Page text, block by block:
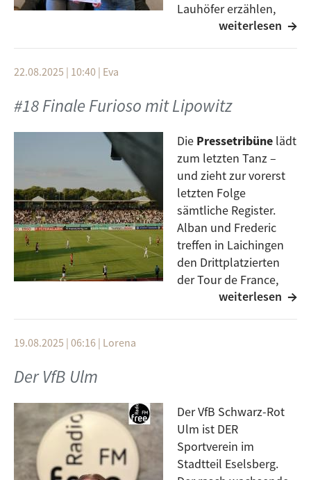
Lauhöfer erzählen,
was geplant ist: Von
Sportvereine bis zum Aktionstag „Bewegung
verbindet – Sport aus aller Welt in Ulm“ am 26.
September. Entdeckt Lacrosse, Hobby Horsing,
Bauchtanz, Drachenboot u.v.m. – und erlebt, wie
Sport Menschen aus allen Kulturen verbindet!
weiterlesen
22.08.2025 | 10:40 | Eva
#18 Finale Furioso mit Lipowitz
Die Pressetribüne lädt
zum letzten Tanz –
und zieht zur vorerst
letzten Folge
sämtliche Register.
Alban und Frederic
treffen in Laichingen
den Drittplatzierten
der Tour de France,
Florian Lipowitz. Beim
für einen Plausch. Was für eine Geschichte! Für die 1.
Runde des DFB-Pokals waren die beiden Reporter
beim SSV Ulm im Donaustadion unterwegs – und
konnten auf der Pressetribüne Platz nehmen. Zur
letzten Folge schließt sich ein Kreis. Und am Ende
ganz viel Dankbarkeit.
weiterlesen
19.08.2025 | 06:16 | Lorena
Der VfB Ulm
Der VfB Schwarz-Rot
Ulm ist DER
Sportverein im
Stadtteil Eselsberg.